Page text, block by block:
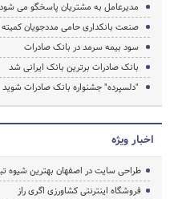
مدیرعامل به مشتریان پاسخگو می شود
صنعت بانکداری حامی مددجویان کمیته
سود بیمه سرمد در بانک صادرات
بانک صادرات برترین بانک ایرانی شد
"دلسپرده" جشنواره بانک صادرات شوید
اخبار ویژه
طراحی سایت در اصفهان بهترین شیوه
فروشگاه اینترنتی کشاورزی اگری راز